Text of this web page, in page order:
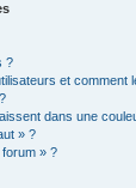
?
et comment
dans une
» ?
forum » ?